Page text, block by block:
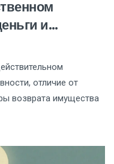
и
отличие от
возврата имущества